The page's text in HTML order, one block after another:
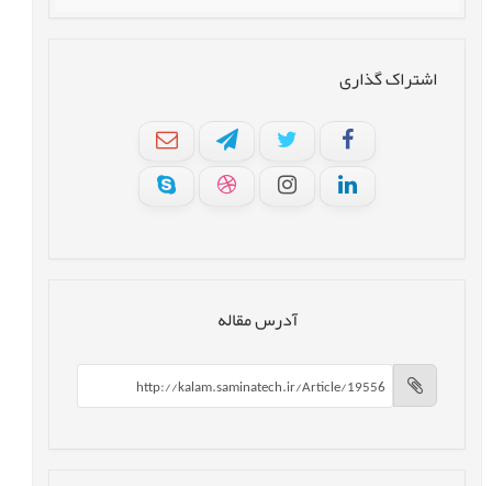
اشتراک گذاری
آدرس مقاله